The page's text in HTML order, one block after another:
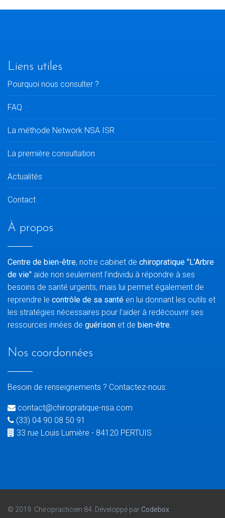
Liens utiles
Pourquoi nous consulter ?
FAQ
La méthode Network NSA ISR
La première consultation
Actualités
Contact
À propos
Centre de bien-être, notre cabinet de chiropratique "L’Arbre
de vie" aide non seulement l’individu à répondre à ses
besoins de santé urgents, mais lui permet également de
reprendre le contrôle de sa santé en lui donnant les outils et
les stratégies nécessaires pour l’aider à redécouvrir ses
ressources innées de guérison et de bien-être.
Nos coordonnées
Besoin de renseignements ? Contactez-nous:
contact@chiropratique-nsa.com
(33) 04 90 08 50 91
33 rue Louis Lumière - 84120 PERTUIS
© 2019. Chiropracticien 84. Développé parCodebox